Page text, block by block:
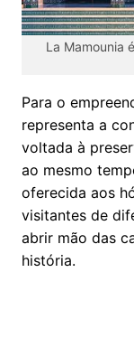
La Mamounia
Para o
representa a
voltada à
ao mesmo
oferecida aos
visitantes de
abrir mão das
história.